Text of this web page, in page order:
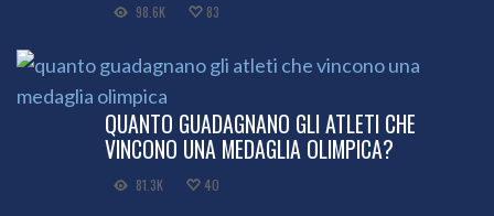
98.6K 83
QUANTO GUADAGNANO GLI ATLETI CHE
VINCONO UNA MEDAGLIA OLIMPICA?
81.3K 40